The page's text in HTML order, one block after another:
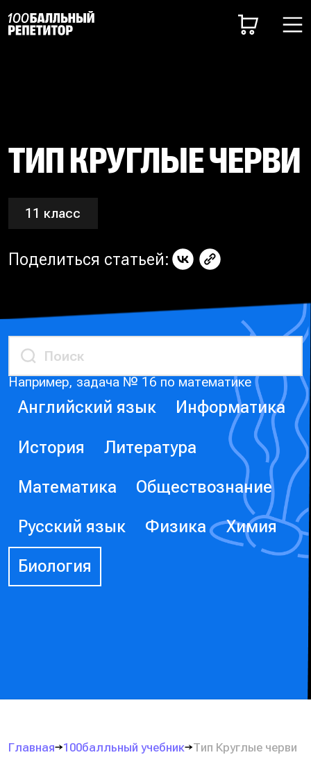
ТИП КРУГЛЫЕ ЧЕРВИ
11 класс
Поделиться статьей:
Например, задача № 16 по математике
Английский язык Информатика
История Литература
Математика Обществознание
Русский язык Физика Химия
Биология
Главная 100балльный учебник Тип Круглые черви